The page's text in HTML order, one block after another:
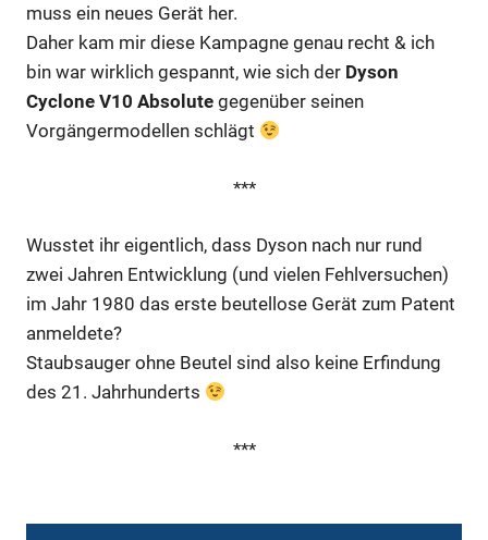
muss ein neues Gerät her.
Daher kam mir diese Kampagne genau recht & ich
bin war wirklich gespannt, wie sich der Dyson
Cyclone V10 Absolute gegenüber seinen
Vorgängermodellen schlägt
***
Wusstet ihr eigentlich, dass Dyson nach nur rund
zwei Jahren Entwicklung (und vielen Fehlversuchen)
im Jahr 1980 das erste beutellose Gerät zum Patent
anmeldete?
Staubsauger ohne Beutel sind also keine Erfindung
des 21. Jahrhunderts
***